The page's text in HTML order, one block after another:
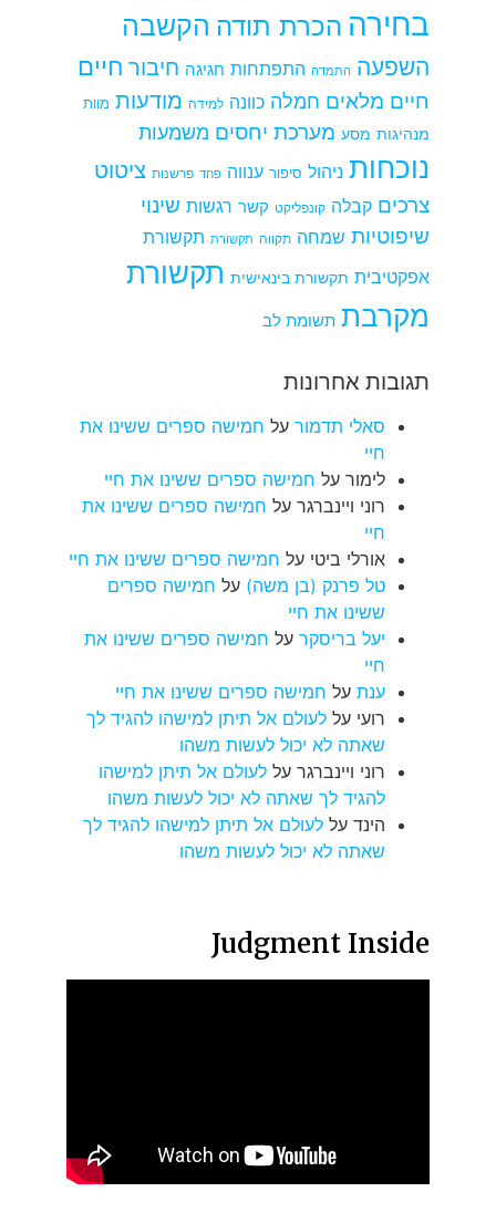
בחירה הכרת תודה הקשבה
השפעה התמדה התפתחות חגיגה חיבור חיים
חיים מלאים חמלה כוונה למידה מודעות מוות
מנהיגות מסע מערכת יחסים משמעות
נוכחות ניהול סיפור ענווה פחד פרשנות ציטוט
צרכים קבלה קונפליקט קשר רגשות שינוי
שיפוטיות שמחה תקווה תקשורת תקשורת
אפקטיבית תקשורת בינאישית תקשורת
מקרבת תשומת לב
תגובות אחרונות
סאלי תדמור על חמישה ספרים ששינו את
חיי
לימור על חמישה ספרים ששינו את חיי
רוני ויינברגר על חמישה ספרים ששינו את
חיי
אורלי ביטי על חמישה ספרים ששינו את חיי
טל פרנק (בן משה) על חמישה ספרים
ששינו את חיי
יעל בריסקר על חמישה ספרים ששינו את
חיי
ענת על חמישה ספרים ששינו את חיי
רועי על לעולם אל תיתן למישהו להגיד לך
שאתה לא יכול לעשות משהו
רוני ויינברגר על לעולם אל תיתן למישהו
להגיד לך שאתה לא יכול לעשות משהו
הינד על לעולם אל תיתן למישהו להגיד לך
שאתה לא יכול לעשות משהו
Judgment Inside